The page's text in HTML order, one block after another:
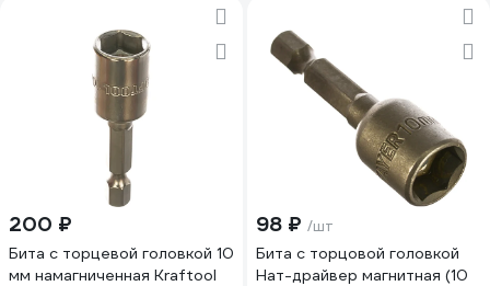
200 ₽
Бита с торцевой головкой 10
мм намагниченная Kraftool
98 ₽ /шт
Бита с торцовой головкой
Нат-драйвер магнитная (10